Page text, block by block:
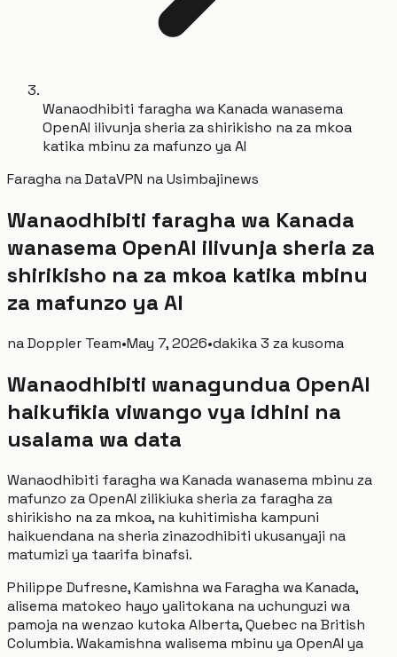
Wanaodhibiti faragha wa Kanada wanasema
OpenAI ilivunja sheria za shirikisho na za mkoa
katika mbinu za mafunzo ya AI
Faragha na DataVPN na Usimbajinews
Wanaodhibiti faragha wa Kanada
wanasema OpenAI ilivunja sheria za
shirikisho na za mkoa katika mbinu
za mafunzo ya AI
naDoppler Team•May 7, 2026•dakika 3 za kusoma
Wanaodhibiti wanagundua OpenAI
haikufikia viwango vya idhini na
usalama wa data
Wanaodhibiti faragha wa Kanada wanasema mbinu za
mafunzo za OpenAI zilikiuka sheria za faragha za
shirikisho na za mkoa, na kuhitimisha kampuni
haikuendana na sheria zinazodhibiti ukusanyaji na
matumizi ya taarifa binafsi.
Philippe Dufresne, Kamishna wa Faragha wa Kanada,
alisema matokeo hayo yalitokana na uchunguzi wa
pamoja na wenzao kutoka Alberta, Quebec na British
Columbia. Wakamishna walisema mbinu ya OpenAI ya